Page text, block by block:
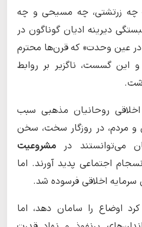
چه زرتشتی، چه مسیحی و چه
دیرینه ادیان گوناگون در
در عین وحدت» که قرن‌ها محترم
گسست، ناگزیر بر روابط
روحانیان مذهبی سبب
مردم، در روزگار سخت، سخن
می‌توانستند در مشروعیت
اجتماعی پدید آورند. اما
سرمایه اخلاقی فرسوده شد.
اوضاع را سامان دهد، اما